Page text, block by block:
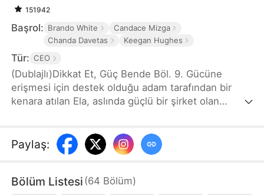
151942
Başrol: Brando White
Candace Mizga
Chanda Davetas
Keegan Hughes
Tür: CEO
(Dublajlı)Dikkat Et, Güç Bende Böl. 9. Gücüne
erişmesi için destek olduğu adam tarafından bir
kenara atılan Ela, aslında güçlü bir şirket olan
ışıkların altına itildiğinde, yüksek sosyete
temellerinden sarsılır.
Paylaş:
Bölüm Listesi (64 Bölüm)